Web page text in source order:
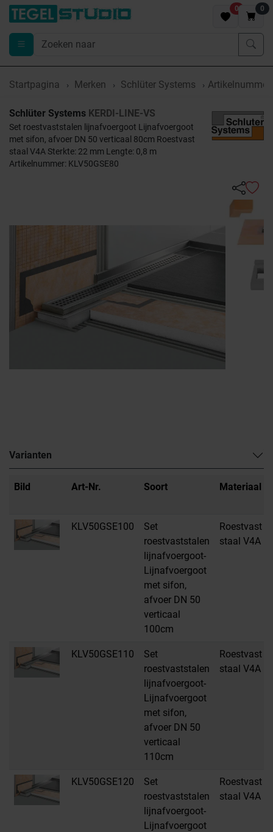
0 0
Startpagina Merken Schlüter Systems Artikelnummer
Schlüter Systems KERDI-LINE-VS
Set roestvaststalen lijnafvoergoot Lijnafvoergoot
met sifon, afvoer DN 50 verticaal 80cm Roestvast
staal V4A Sterkte: 22 mm Lengte: 0,8 m
Artikelnummer: KLV50GSE80
Varianten
Bild Art-Nr. Soort Materiaal
KLV50GSE100
Set
roestvaststalen
lijnafvoergoot-
Lijnafvoergoot
met sifon,
afvoer DN 50
verticaal
100cm
Roestvast
staal V4A
KLV50GSE110
Set
roestvaststalen
lijnafvoergoot-
Lijnafvoergoot
met sifon,
afvoer DN 50
verticaal
110cm
Roestvast
staal V4A
KLV50GSE120
Set
roestvaststalen
lijnafvoergoot-
Lijnafvoergoot
Roestvast
staal V4A